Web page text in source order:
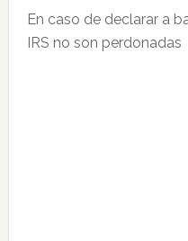
En caso de declarar a
IRS no son perdonadas